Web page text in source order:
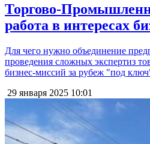
Торгово-
работа в интересах
Для чего нужно объединение
проведения сложных экспертиз
бизнес-миссий за рубеж "под
29 января 2025 10:01